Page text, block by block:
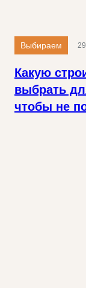
Выбираем
Какую
выбрать
чтобы не